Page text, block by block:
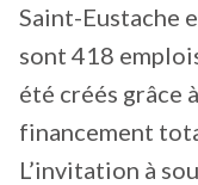
Saint-Eustache
sont 418
été créés grâce
financement
L’invitation à